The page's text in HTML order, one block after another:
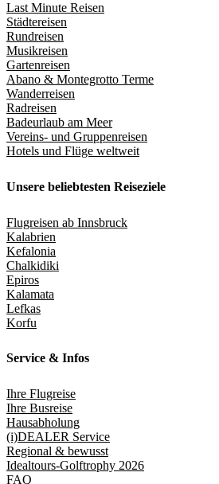
Last Minute Reisen
Städtereisen
Rundreisen
Musikreisen
Gartenreisen
Abano & Montegrotto Terme
Wanderreisen
Radreisen
Badeurlaub am Meer
Vereins- und Gruppenreisen
Hotels und Flüge weltweit
Unsere beliebtesten Reiseziele
Flugreisen ab Innsbruck
Kalabrien
Kefalonia
Chalkidiki
Epiros
Kalamata
Lefkas
Korfu
Service & Infos
Ihre Flugreise
Ihre Busreise
Hausabholung
(i)DEALER Service
Regional & bewusst
Idealtours-Golftrophy 2026
FAQ